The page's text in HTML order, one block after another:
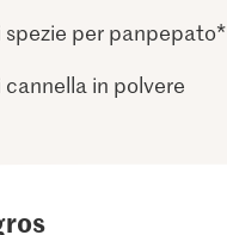
spezie per panpepato*
cannella in polvere